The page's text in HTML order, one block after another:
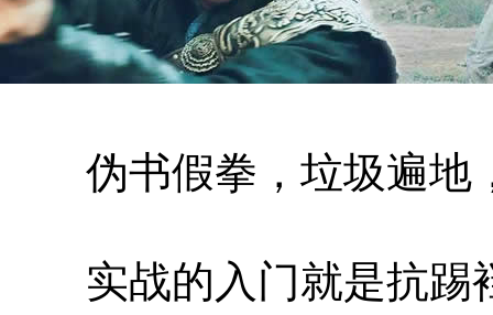
伪书假拳，垃圾遍地
实战的入门就是抗踢